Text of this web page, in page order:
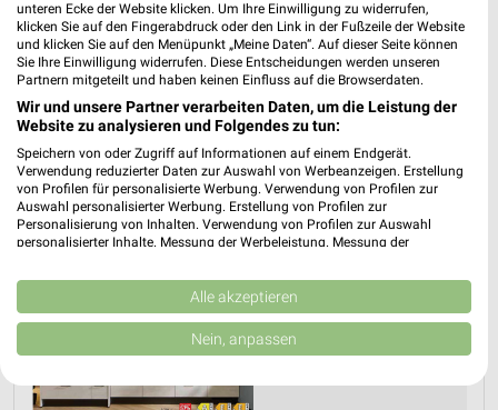
Gültig von 26. Mai bis 30. Sep.
📅 Kalendereintrag erstellen
PROSPEKT BLÄTTERN
WASCHMASCHINEN, TROCKNER & KÜHLSCHRANK BIO
unteren Ecke der Website klicken. Um Ihre Einwilligung zu widerrufen,
klicken Sie auf den Fingerabdruck oder den Link in der Fußzeile der Website
und klicken Sie auf den Menüpunkt „Meine Daten“. Auf dieser Seite können
Sie Ihre Einwilligung widerrufen. Diese Entscheidungen werden unseren
Partnern mitgeteilt und haben keinen Einfluss auf die Browserdaten.
Wir und unsere Partner verarbeiten Daten, um die Leistung der
Website zu analysieren und Folgendes zu tun:
Speichern von oder Zugriff auf Informationen auf einem Endgerät.
Verwendung reduzierter Daten zur Auswahl von Werbeanzeigen. Erstellung
von Profilen für personalisierte Werbung. Verwendung von Profilen zur
Auswahl personalisierter Werbung. Erstellung von Profilen zur
Personalisierung von Inhalten. Verwendung von Profilen zur Auswahl
personalisierter Inhalte. Messung der Werbeleistung. Messung der
Kombinationen von Daten aus verschiedenen Quellen. Entwicklung und
Verbesserung der Angebote. Verwendung reduzierter Daten zur Auswahl
von Inhalten.
Daten können außerhalb der Europäischen Union weitergegeben und in die
USA gesendet werden.
Website/App.
Alle akzeptieren
Nein, anpassen